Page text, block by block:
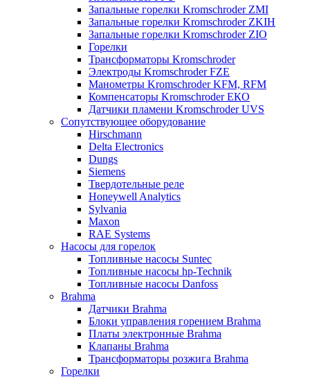
Запальные горелки Kromschroder ZМI
Запальные горелки Kromschroder ZKIH
Запальные горелки Kromschroder ZIO
Горелки
Трансформаторы Kromschroder
Электроды Kromschroder FZE
Манометры Kromschroder KFM, RFM
Компенсаторы Kromschroder ЕКО
Датчики пламени Kromschroder UVS
Сопутствующее оборудование
Hirschmann
Delta Electronics
Dungs
Siemens
Твердотельные реле
Honeywell Analytics
Sylvania
Maxon
RAE Systems
Насосы для горелок
Топливные насосы Suntec
Топливные насосы hp-Technik
Топливные насосы Danfoss
Brahma
Датчики Brahma
Блоки управления горением Brahma
Платы электронные Brahma
Клапаны Brahma
Трансформаторы розжига Brahma
Горелки